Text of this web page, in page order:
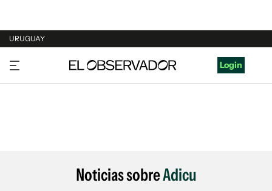
URUGUAY
URUGUAY
ARGENTINA
Login
Noticias sobreAdicu